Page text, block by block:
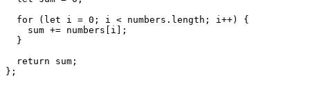
  for (let i = 0; i < numbers.length; i++) {
    sum += numbers[i];
  }
  return sum;
};